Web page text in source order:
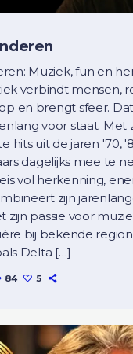
Muziek, fun en
verbindt mensen,
en brengt sfeer.
voor staat. Met
hits uit de jaren '70,
dagelijks mee te
vol herkenning,
zijn
zijn passie voor
bij bekende
Delta […]
84 5